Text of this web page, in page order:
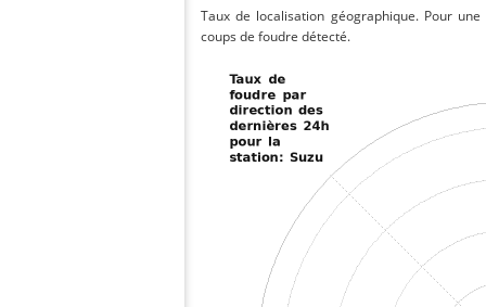
Taux de localisation géographique. Pour
coups de foudre détecté.